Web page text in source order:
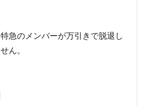
急のメンバーが万引きで脱退し
ん。